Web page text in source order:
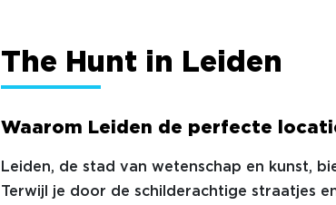
The Hunt in Leiden
Waarom Leiden de perfecte
Leiden, de stad van wetenschap en kunst,
Terwijl je door de schilderachtige straatjes